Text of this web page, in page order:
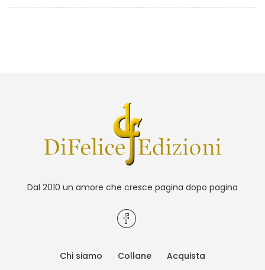
Dal 2010 un amore che cresce pagina dopo pagina
Chi siamo Collane Acquista